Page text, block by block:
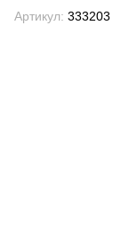
Артикул: 333203